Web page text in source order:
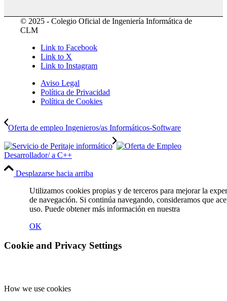
© 2025 - Colegio Oficial de Ingeniería Informática de
CLM
Link to Facebook
Link to X
Link to Instagram
Aviso Legal
Política de Privacidad
Política de Cookies
Oferta de empleo Ingenieros/as Informáticos-Software
Desarrollador/ a C++
Desplazarse hacia arriba
Utilizamos cookies propias y de terceros para mejorar la
de navegación. Si continúa navegando, consideramos que
uso. Puede obtener más información en nuestra
OK
Cookie and Privacy Settings
How we use cookies